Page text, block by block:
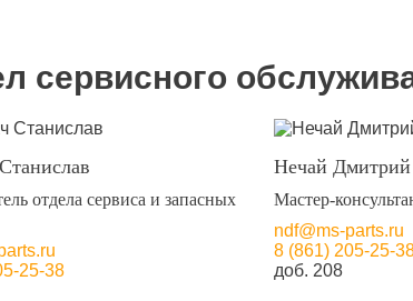
сервисного
отдела сервиса и запасных
25-38
Нечай Дмитрий
Мастер-
ndf@ms-parts.ru
8 (861) 205-25-
доб. 208